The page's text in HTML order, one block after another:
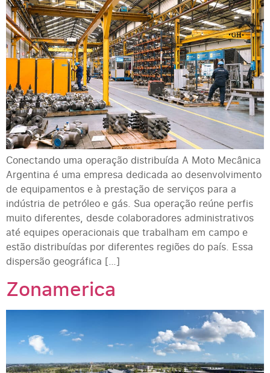
Conectando uma operação distribuída A Moto Mecânica
Argentina é uma empresa dedicada ao desenvolvimento
de equipamentos e à prestação de serviços para a
indústria de petróleo e gás. Sua operação reúne perfis
muito diferentes, desde colaboradores administrativos
até equipes operacionais que trabalham em campo e
estão distribuídas por diferentes regiões do país. Essa
dispersão geográfica […]
Zonamerica